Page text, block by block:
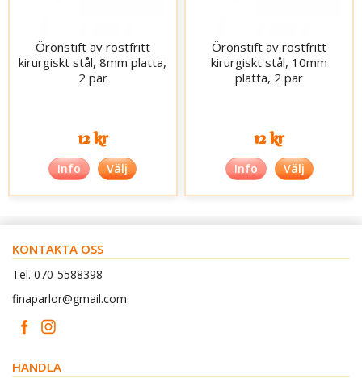
Öronstift av rostfritt
kirurgiskt stål, 8mm platta,
2 par
12 kr
Info Välj
Öronstift av rostfritt
kirurgiskt stål, 10mm
platta, 2 par
12 kr
Info Välj
KONTAKTA OSS
Tel. 070-5588398
finaparlor@gmail.com
HANDLA